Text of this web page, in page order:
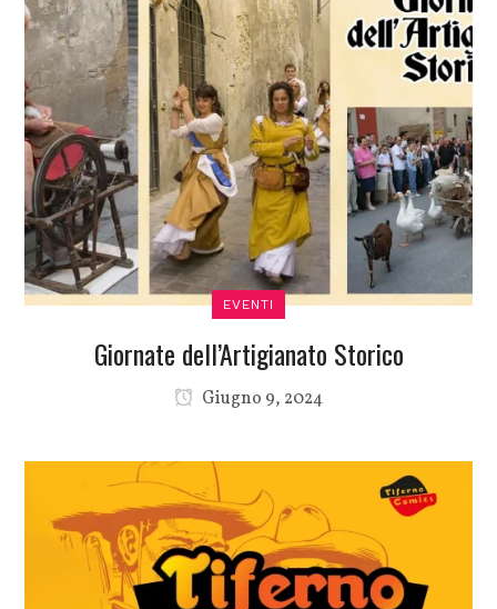
EVENTI
Giornate dell’Artigianato Storico
Giugno 9, 2024